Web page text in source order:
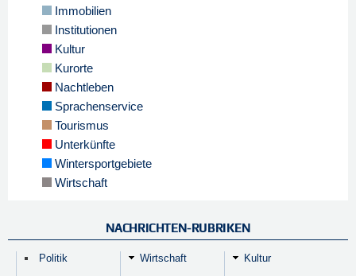
Immobilien
Institutionen
Kultur
Kurorte
Nachtleben
Sprachenservice
Tourismus
Unterkünfte
Wintersportgebiete
Wirtschaft
NACHRICHTEN-RUBRIKEN
Politik Wirtschaft Kultur